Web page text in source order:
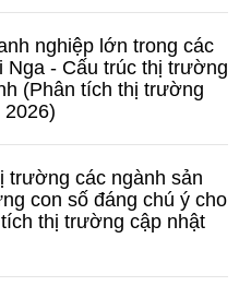
nghiệp lớn trong các
Nga - Cấu trúc thị trường
(Phân tích thị trường
2026)
trường các ngành sản
con số đáng chú ý cho
thị trường cập nhật